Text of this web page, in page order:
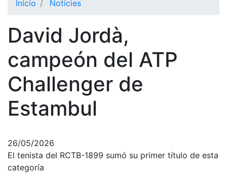
Historia
historia
Cronología
Presidentes
Organización
directiva
Comisiones
y comités
Inicio Notícies
David Jordà,
campeón del ATP
Challenger de
Estambul
26/05/2026
El tenista del RCTB-1899 sumó su primer título de esta
categoría